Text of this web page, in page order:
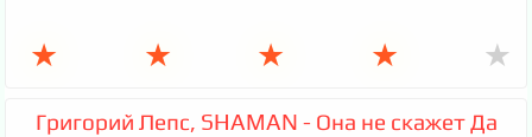
★ ★ ★ ★ ★
Григорий Лепс, SHAMAN - Она не скажет Да